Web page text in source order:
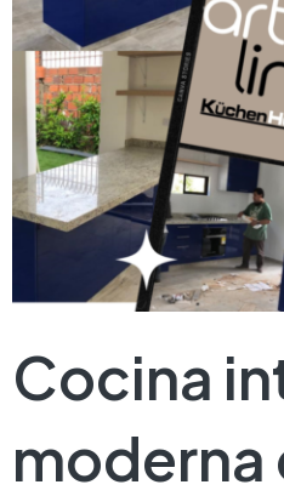
Cocina
moderna